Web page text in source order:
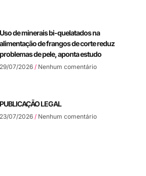
Uso de minerais bi-quelatados na
alimentação de frangos de corte reduz
problemas de pele, aponta estudo
29/07/2026 Nenhum comentário
PUBLICAÇÃO LEGAL
23/07/2026 Nenhum comentário